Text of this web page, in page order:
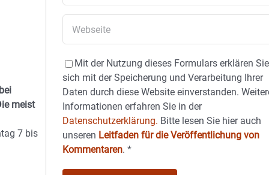
meist
7 bis
Mit der Nutzung dieses Formulars erklären Sie
sich mit der Speicherung und Verarbeitung Ihrer
Daten durch diese Website einverstanden.
Informationen erfahren Sie in der
Datenschutzerklärung. Bitte lesen Sie hier auch
unseren Leitfaden für die Veröffentlichung von
Kommentaren.*